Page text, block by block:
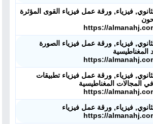
فيزياء, ورقة عمل فيزياء القوى المؤثرة
https://
فيزياء, ورقة عمل فيزياء الصورة
المغناطيسية
https://
فيزياء, ورقة عمل فيزياء تطبيقات
المجالات المغناطيسية
https://
فيزياء, ورقة عمل فيزياء
https://